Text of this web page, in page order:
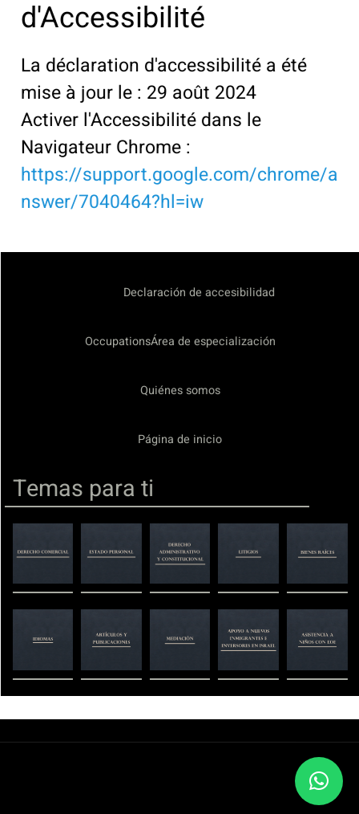
d'Accessibilité
La déclaration d'accessibilité a été
mise à jour le : 29 août 2024
Activer l'Accessibilité dans le
Navigateur Chrome :
https://support.google.com/chrome/a
nswer/7040464?hl=iw
Declaración de accesibilidad
OccupationsÁrea de especialización
Quiénes somos
Página de inicio
Temas para ti